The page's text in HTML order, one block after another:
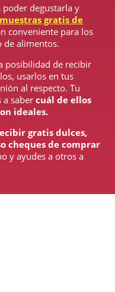
poder degustarla y
gratis de
conveniente para los
de alimentos.
posibilidad de recibir
usarlos en tus
al respecto. Tu
a saber cuál de ellos
ideales.
gratis dulces,
cheques de comprar
y ayudes a otros a